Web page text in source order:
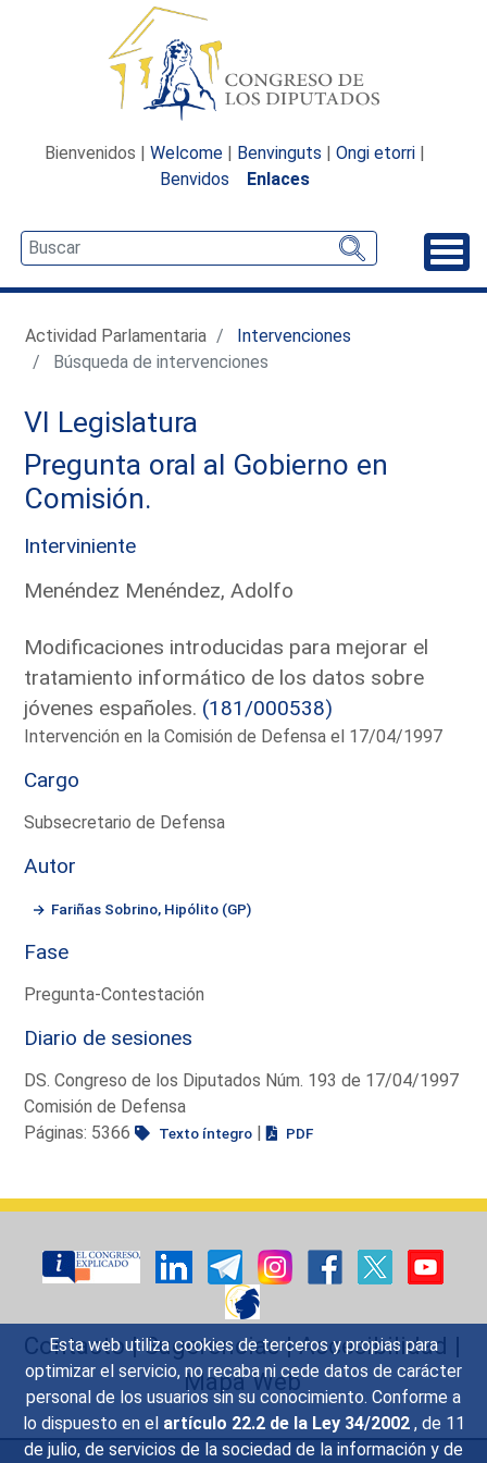
Esta web utiliza cookies de terceros y propias para
optimizar el servicio, no recaba ni cede datos de carácter
personal de los usuarios sin su conocimiento. Conforme a
lo dispuesto en el artículo 22.2 de la Ley 34/2002 , de 11
de julio, de servicios de la sociedad de la información y de
Bienvenidos | Welcome | Benvinguts | Ongi etorri |
Benvidos
Enlaces
Actividad Parlamentaria
Intervenciones
Búsqueda de intervenciones
VI Legislatura
Pregunta oral al Gobierno en
Comisión.
Interviniente
Menéndez Menéndez, Adolfo
Modificaciones introducidas para mejorar el
tratamiento informático de los datos sobre
jóvenes españoles. (181/000538)
Intervención en la Comisión de Defensa el 17/04/1997
Cargo
Subsecretario de Defensa
Autor
Fariñas Sobrino, Hipólito (GP)
Fase
Pregunta-Contestación
Diario de sesiones
DS. Congreso de los Diputados Núm. 193 de 17/04/1997
Comisión de Defensa
Páginas: 5366
Texto íntegro | PDF
Contacto|Sugerencias|Accesibilidad |
Mapa Web